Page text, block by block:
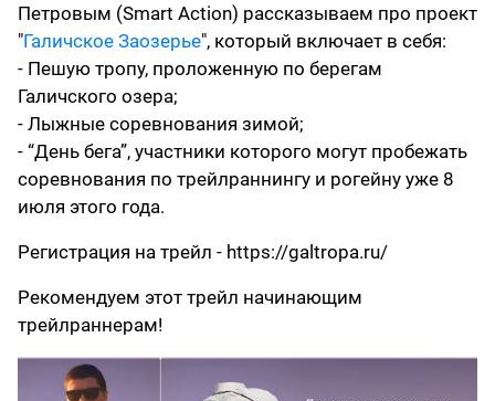
Петровым (Smart Action) рассказываем про проект
"Галичское Заозерье", который включает в себя:
- Пешую тропу, проложенную по берегам
Галичского озера;
- Лыжные соревнования зимой;
- “День бега”, участники которого могут пробежать
соревнования по трейлраннингу и рогейну уже 8
июля этого года.
Регистрация на трейл - https://galtropa.ru/
Рекомендуем этот трейл начинающим
трейлраннерам!